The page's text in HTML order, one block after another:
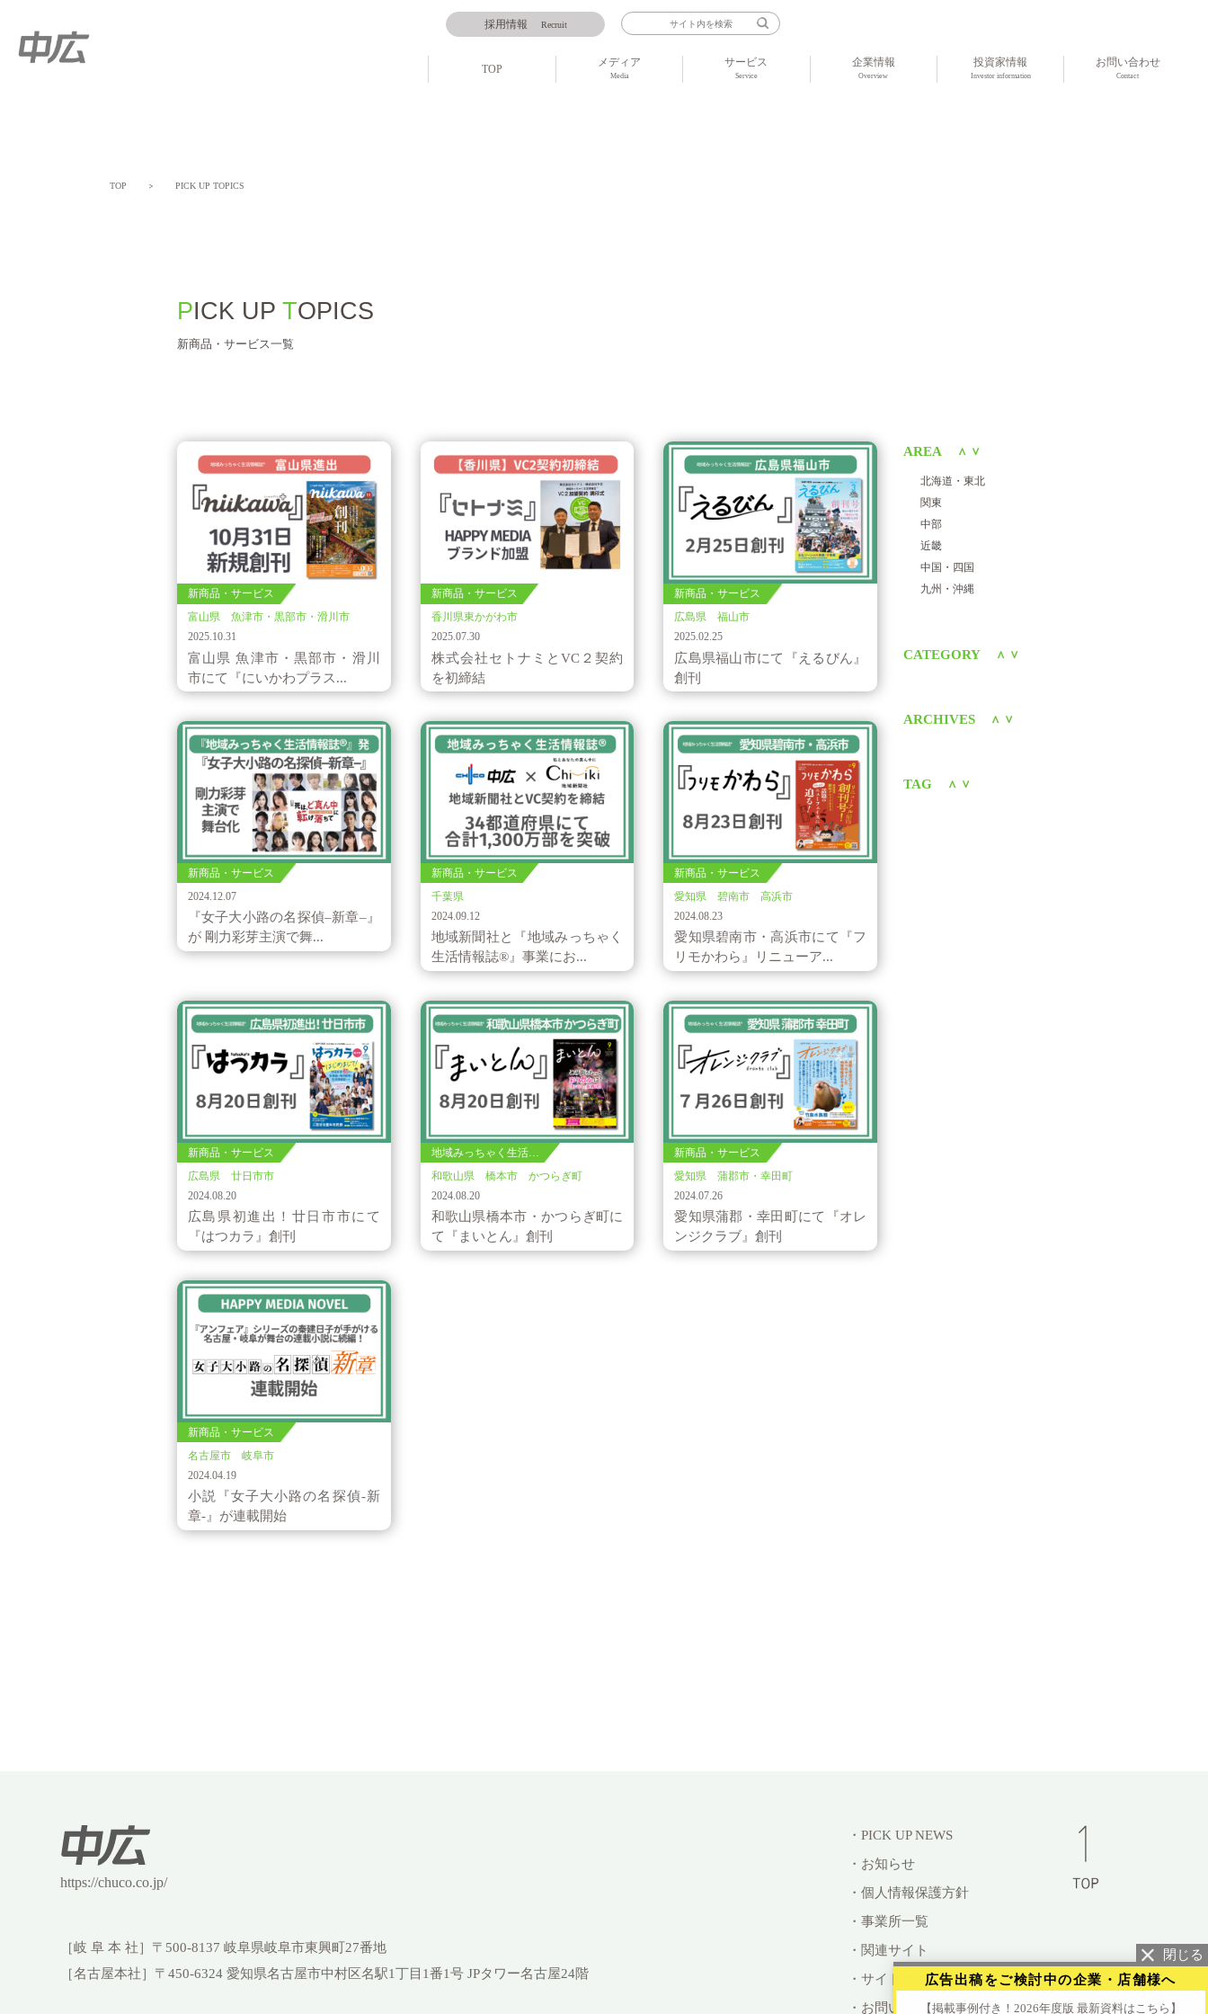
採用情報 Recruit
TOP
メディア
Media
サービス
Service
企業情報
Overview
投資家情報
Investor information
お問い合わせ
Contact
TOP ＞ PICK UP TOPICS
PICK UP TOPICS
新商品・サービス一覧
新商品・サービス
富山県 魚津市・黒部市・滑川市
2025.10.31
富山県 魚津市・黒部市・滑川
市にて『にいかわプラス...
新商品・サービス
香川県東かがわ市
2025.07.30
株式会社セトナミとVC２契約
を初締結
新商品・サービス
広島県 福山市
2025.02.25
広島県福山市にて『えるびん』
創刊
新商品・サービス
2024.12.07
『女子大小路の名探偵‒新章‒』
が 剛力彩芽主演で舞...
新商品・サービス
千葉県
2024.09.12
地域新聞社と『地域みっちゃく
生活情報誌®』事業にお...
新商品・サービス
愛知県 碧南市 高浜市
2024.08.23
愛知県碧南市・高浜市にて『フ
リモかわら』リニューア...
新商品・サービス
広島県 廿日市市
2024.08.20
広島県初進出！廿日市市にて
『はつカラ』創刊
地域みっちゃく生活…
和歌山県 橋本市 かつらぎ町
2024.08.20
和歌山県橋本市・かつらぎ町に
て『まいとん』創刊
新商品・サービス
愛知県 蒲郡市・幸田町
2024.07.26
愛知県蒲郡・幸田町にて『オレ
ンジクラブ』創刊
新商品・サービス
名古屋市 岐阜市
2024.04.19
小説『女子大小路の名探偵-新
章-』が連載開始
AREA ＜ ＞
北海道・東北
関東
中部
近畿
中国・四国
九州・沖縄
CATEGORY ＜ ＞
ARCHIVES ＜ ＞
TAG ＜ ＞
https://chuco.co.jp/
［岐 阜 本 社］ 〒500-8137 岐阜県岐阜市東興町27番地
［名古屋本社］ 〒450-6324 愛知県名古屋市中村区名駅1丁目1番1号JPタワー名古屋24階
・PICK UP NEWS
・お知らせ
・個人情報保護方針
・事業所一覧
・関連サイト
・サイトマップ
・お問い合わせ
広告出稿をご検討中の企業・店舗様へ
【掲載事例付き！2026年度版 最新資料はこちら】